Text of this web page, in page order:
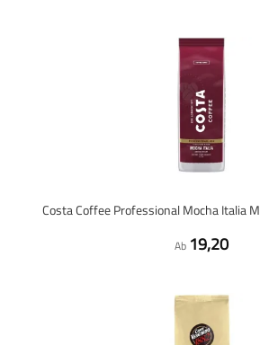
Ab 19,20